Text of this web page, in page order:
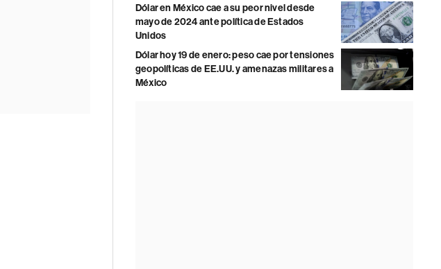
Dólar en México cae a su peor nivel desde
mayo de 2024 ante política de Estados
Unidos
Dólar hoy 19 de enero: peso cae por tensiones
geopolíticas de EE.UU. y amenazas militares a
México